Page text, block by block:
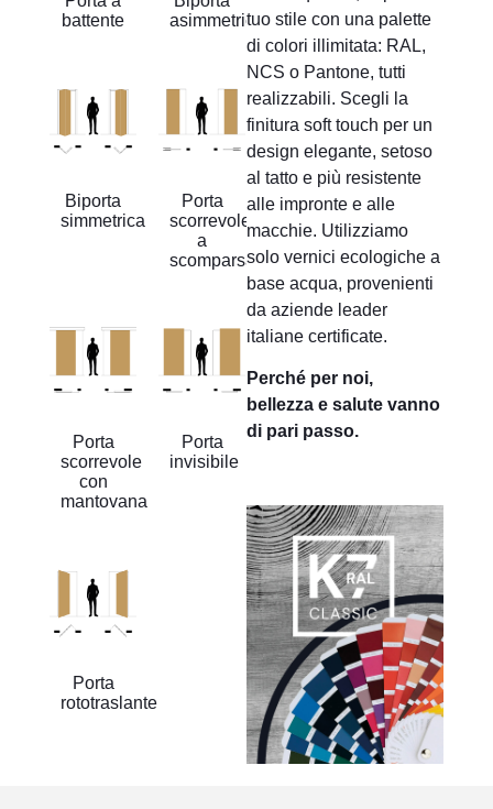
battente
asimmetrica
Biporta
simmetrica
Porta
scorrevole
a
scomparsa
Porta
scorrevole
con
mantovana
Porta
invisibile
Porta
rototraslante
tuo stile con una palette
di colori illimitata: RAL,
NCS o Pantone, tutti
realizzabili. Scegli la
finitura soft touch per un
design elegante, setoso
al tatto e più resistente
alle impronte e alle
macchie. Utilizziamo
solo vernici ecologiche a
base acqua, provenienti
da aziende leader
italiane certificate.
Perché per noi,
bellezza e salute vanno
di pari passo.